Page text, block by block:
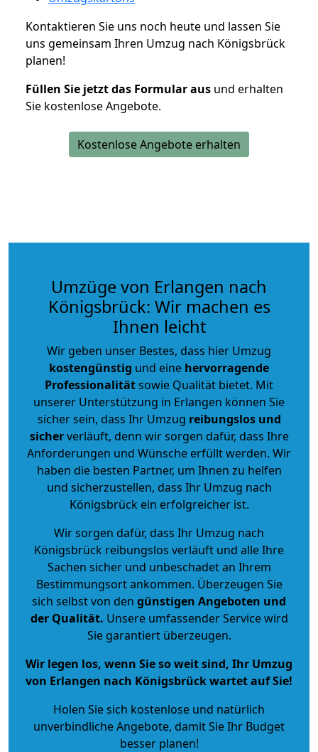
Kontaktieren Sie uns noch heute und lassen Sie
uns gemeinsam Ihren Umzug nach Königsbrück
planen!
Füllen Sie jetzt das Formular aus und erhalten
Sie kostenlose Angebote.
Kostenlose Angebote erhalten
Umzüge von Erlangen nach
Königsbrück: Wir machen es
Ihnen leicht
Wir geben unser Bestes, dass hier Umzug
kostengünstig und eine hervorragende
Professionalitätsowie Qualität bietet. Mit
unserer Unterstützung in Erlangen können Sie
sicher sein, dass Ihr Umzug reibungslos und
sicherverläuft, denn wir sorgen dafür, dass Ihre
Anforderungen und Wünsche erfüllt werden. Wir
haben die besten Partner, um Ihnen zu helfen
und sicherzustellen, dass Ihr Umzug nach
Königsbrück ein erfolgreicher ist.
Wir sorgen dafür, dass Ihr Umzug nach
Königsbrück reibungslos verläuft und alle Ihre
Sachen sicher und unbeschadet an Ihrem
Bestimmungsort ankommen. Überzeugen Sie
sich selbst von den günstigen Angeboten und
der Qualität. Unsere umfassender Service wird
Sie garantiert überzeugen.
Wir legen los, wenn Sie so weit sind, Ihr Umzug
von Erlangen nach Königsbrück wartet auf Sie!
Holen Sie sich kostenlose und natürlich
unverbindliche Angebote, damit Sie Ihr Budget
besser planen!